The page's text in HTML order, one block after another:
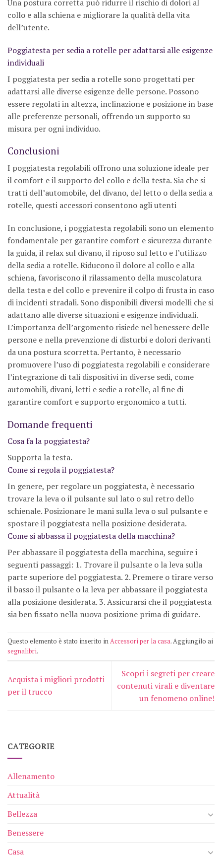
Una postura corretta può ridurre il rischio di dolori al
collo e alla schiena e migliorare la qualità della vita
dell’utente.
Poggiatesta per sedia a rotelle per adattarsi alle esigenze
individuali
I poggiatesta per sedia a rotelle sono progettati per
adattarsi alle diverse esigenze delle persone. Possono
essere regolati in altezza, inclinazione e posizione in base
alle preferenze personali, offrendo un supporto su
misura per ogni individuo.
Conclusioni
I poggiatesta regolabili offrono una soluzione ideale per
il comfort e il supporto del collo e della testa. Sia che si
tratti dell’automobile, del divano, del letto o della sedia a
rotelle, questi accessori consentono agli utenti
In conclusione, i poggiatesta regolabili sono un elemento
fondamentale per garantire comfort e sicurezza durante
la guida, il relax sul divano, il riposo sul letto e l’utilizzo
della sedia a rotelle. Riducono il dolore al collo e alla
schiena, favoriscono il rilassamento della muscolatura
della testa e del collo e prevenire il colpo di frusta in caso
di incidenti stradali. Sono disponibili diversi modelli che si
adattano alle diverse situazioni e esigenze individuali.
L’importanza dell’argomento risiede nel benessere delle
persone e nella prevenzione di disturbi e dolori derivanti
da una postura scorretta. Pertanto, è necessario
promuovere l’uso di poggiatesta regolabili e considerare
l’integrazione di tali dispositivi in ​​diverse sedi, come
automobili, divani, letti e sedie a rotelle, al fine di
garantire comfort e supporto ergonomico a tutti.
Domande frequenti
Cosa fa la poggiatesta?
Supporta la testa.
Come si regola il poggiatesta?
In genere, per regolare un poggiatesta, è necessario
trovare la leva o il pulsante sul lato o sul retro dello
schienale. Posizionare le mani sulla leva o sul pulsante e
spostare il poggiatesta nella posizione desiderata.
Come si abbassa il poggiatesta della macchina?
Per abbassare il poggiatesta della macchina, seguire i
seguenti passaggi: 1. Trovare il pulsante o la leva sulla
parte superiore del poggiatesta. 2. Premere o tirare verso
il basso il pulsante o la leva per abbassare il poggiatesta
alla posizione desiderata. 3. Assicurarsi che il poggiatesta
sia ben fissato nella nuova posizione prima di guidare.
Questo elemento è stato inserito inAccessori per la casa. Aggiungilo ai
segnalibri.
Acquista i migliori prodotti
per il trucco
Scopri i segreti per creare
contenuti virali e diventare
un fenomeno online!
CATEGORIE
Allenamento
Attualità
Bellezza
Benessere
Casa